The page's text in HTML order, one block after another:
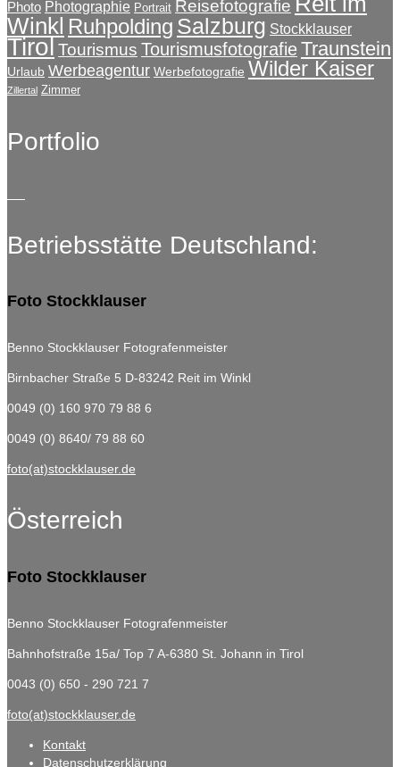
Photo Photographie Portrait Reisefotografie
Winkl Ruhpolding Salzburg Stockklauser
Tirol Tourismus TourismusfotografieTraunstein
Urlaub Werbeagentur Werbefotografie Wilder Kaiser
Zillertal Zimmer
Portfolio
Betriebsstätte Deutschland:
Foto Stockklauser
Benno Stockklauser Fotografenmeister
Birnbacher Straße 5 D-83242 Reit im Winkl
0049 (0) 160 970 79 88 6
0049 (0) 8640/ 79 88 60
foto(at)stockklauser.de
Österreich
Foto Stockklauser
Benno Stockklauser Fotografenmeister
Bahnhofstraße 15a/ Top 7 A-6380 St. Johann in Tirol
0043 (0) 650 - 290 721 7
foto(at)stockklauser.de
Kontakt
Datenschutzerklärung